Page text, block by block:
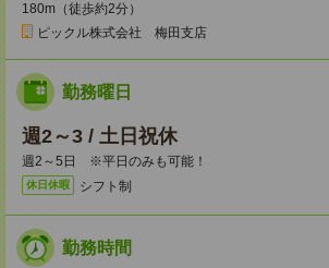
180m（徒歩約2分）
ピックル株式会社 梅田支店
勤務曜日
週2～3 / 土日祝休
週2～5日 ※平日のみも可能！
休日休暇 シフト制
勤務時間